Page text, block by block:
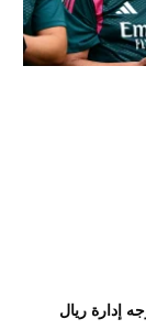
إدارة ريال